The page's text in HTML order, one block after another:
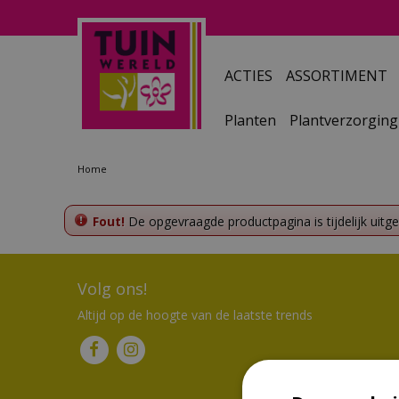
Home
ACTIES ASSORTIMENT
Planten Plantverzorging
Fout! De opgevraagde productpagina is tijdelijk
Volg ons!
Altijd op de hoogte van de laatste trends